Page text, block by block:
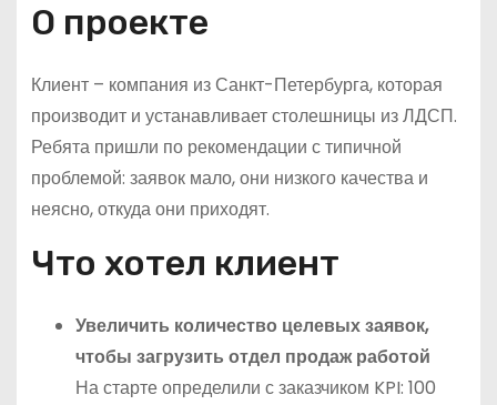
О проекте
Клиент – компания из Санкт-Петербурга, которая
производит и устанавливает столешницы из ЛДСП.
Ребята пришли по рекомендации с типичной
проблемой: заявок мало, они низкого качества и
неясно, откуда они приходят.
Что хотел клиент
Увеличить количество целевых заявок,
чтобы загрузить отдел продаж работой
На старте определили с заказчиком KPI: 100